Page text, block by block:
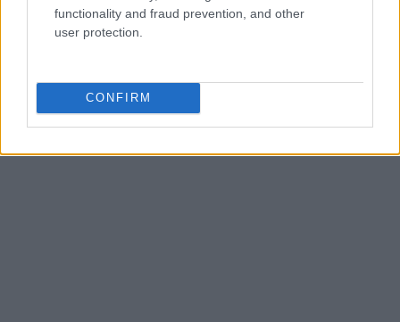
functionality and fraud prevention, and other
user protection.
CONFIRM